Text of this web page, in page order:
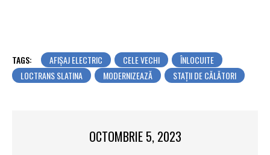
TAGS: AFIȘAJ ELECTRIC CELE VECHI
ÎNLOCUITE
LOCTRANS SLATINA
MODERNIZEAZĂ STAȚII DE CĂLĂTORI
OCTOMBRIE 5, 2023